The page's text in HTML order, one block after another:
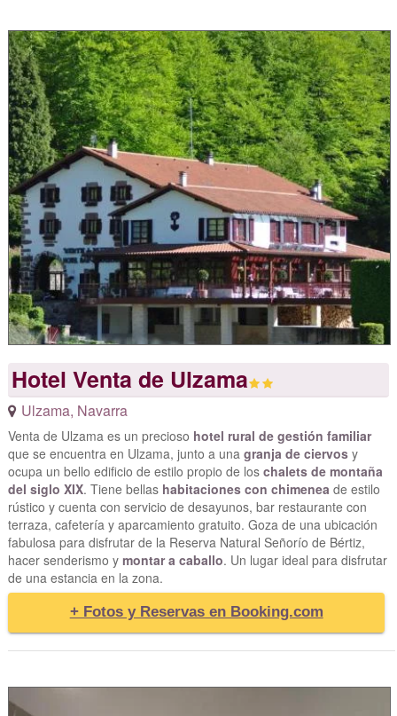
Hotel Venta de Ulzama
Ulzama, Navarra
Venta de Ulzama es un precioso hotel rural de gestión familiar
que se encuentra en Ulzama, junto a una granja de ciervosy
ocupa un bello edificio de estilo propio de los chalets de montaña
del siglo XIX. Tiene bellas habitaciones con chimenea de estilo
rústico y cuenta con servicio de desayunos, bar restaurante con
terraza, cafetería y aparcamiento gratuito. Goza de una ubicación
fabulosa para disfrutar de la Reserva Natural Señorío de Bértiz,
hacer senderismo y montar a caballo. Un lugar ideal para disfrutar
de una estancia en la zona.
+ Fotos y Reservas en Booking.com